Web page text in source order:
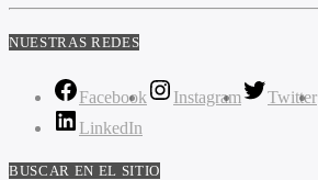
NUESTRAS REDES
Facebook Instagram Twitter
LinkedIn
BUSCAR EN EL SITIO